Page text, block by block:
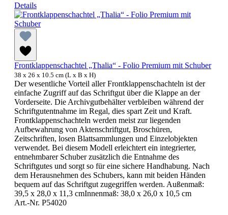
Details
Frontklappenschachtel „Thalia“ - Folio Premium mit Schuber
38 x 26 x 10.5 cm (L x B x H)
Der wesentliche Vorteil aller Frontklappenschachteln ist der
einfache Zugriff auf das Schriftgut über die Klappe an der
Vorderseite. Die Archivgutbehälter verbleiben während der
Schriftgutentnahme im Regal, dies spart Zeit und Kraft.
Frontklappenschachteln werden meist zur liegenden
Aufbewahrung von Aktenschriftgut, Broschüren,
Zeitschriften, losen Blattsammlungen und Einzelobjekten
verwendet. Bei diesem Modell erleichtert ein integrierter,
entnehmbarer Schuber zusätzlich die Entnahme des
Schriftgutes und sorgt so für eine sichere Handhabung. Nach
dem Herausnehmen des Schubers, kann mit beiden Händen
bequem auf das Schriftgut zugegriffen werden. Außenmaß:
39,5 x 28,0 x 11,3 cmInnenmaß: 38,0 x 26,0 x 10,5 cm
Art.-Nr. P54020